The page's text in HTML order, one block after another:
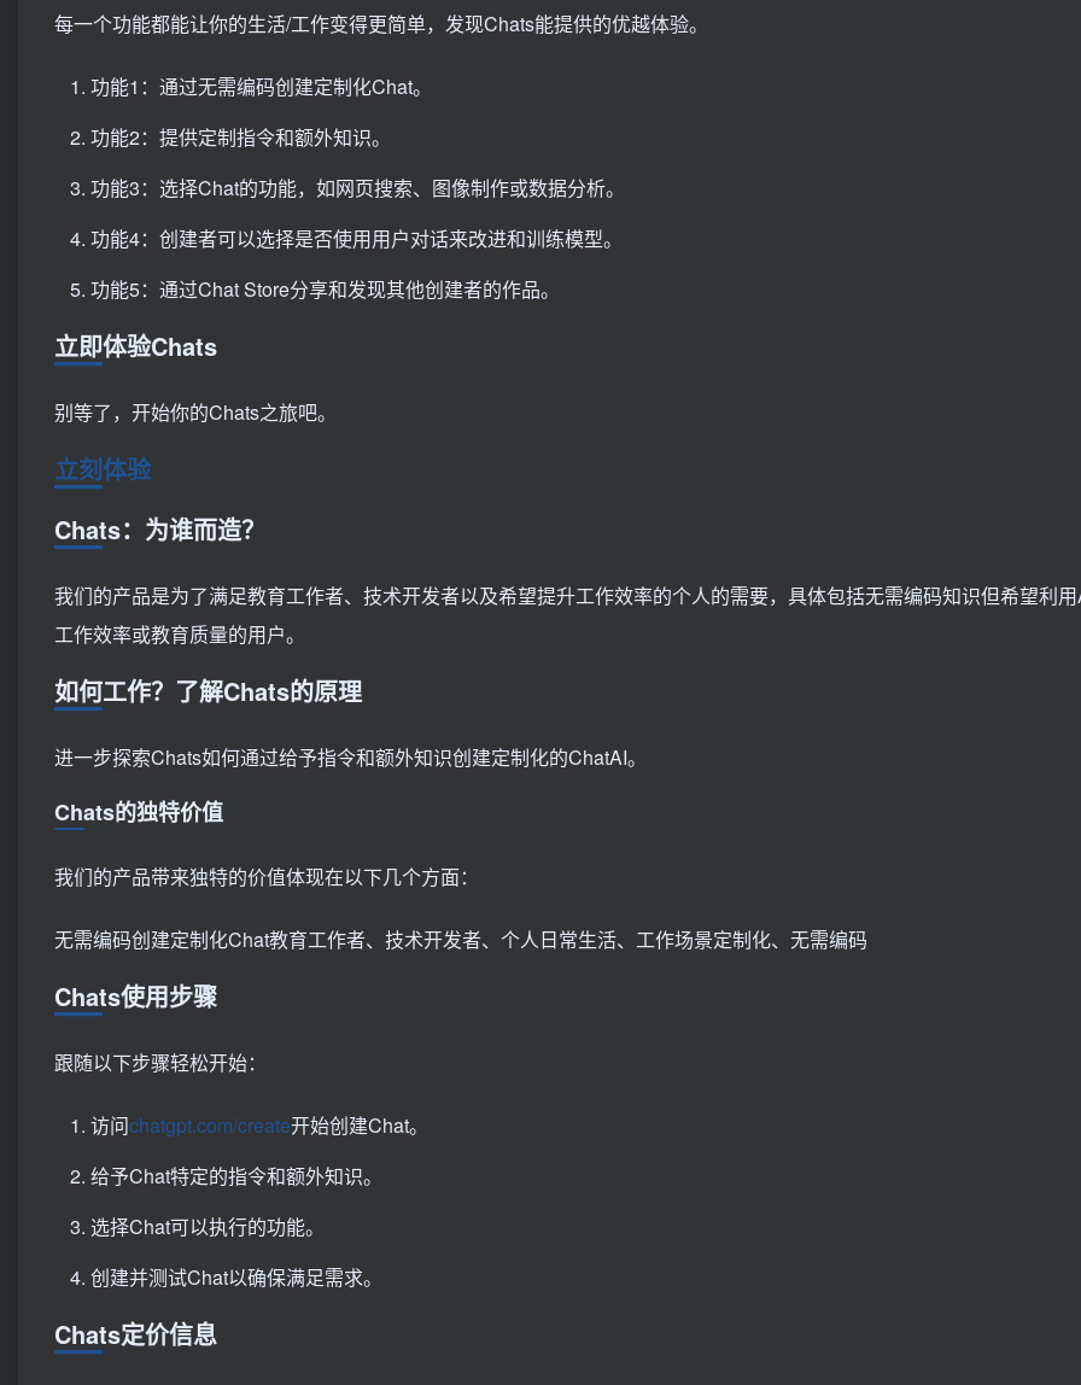
每一个功能都能让你的生活/工作变得更简单，发现Chats能提供的优越体验。
功能1：通过无需编码创建定制化Chat。
功能2：提供定制指令和额外知识。
功能3：选择Chat的功能，如网页搜索、图像制作或数据分析。
功能4：创建者可以选择是否使用用户对话来改进和训练模型。
功能5：通过Chat Store分享和发现其他创建者的作品。
立即体验Chats
别等了，开始你的Chats之旅吧。
立刻体验
Chats：为谁而造？
我们的产品是为了满足教育工作者、技术开发者以及希望提升工作效率的个人的需要，具体包括无需编码知识但希望利
工作效率或教育质量的用户。
如何工作？了解Chats的原理
进一步探索Chats如何通过给予指令和额外知识创建定制化的ChatAI。
Chats的独特价值
我们的产品带来独特的价值体现在以下几个方面：
无需编码创建定制化Chat教育工作者、技术开发者、个人日常生活、工作场景定制化、无需编码
Chats使用步骤
跟随以下步骤轻松开始：
访问chatgpt.com/create开始创建Chat。
给予Chat特定的指令和额外知识。
选择Chat可以执行的功能。
创建并测试Chat以确保满足需求。
Chats定价信息